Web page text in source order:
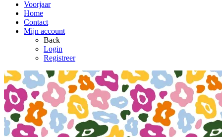
Voorjaar
Home
Contact
Mijn account
Back
Login
Registreer